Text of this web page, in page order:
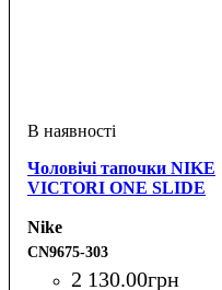
Чоловічі тапочки NIKE
VICTORI ONE SLIDE
Nike
CN9675-303
2 130.00грн